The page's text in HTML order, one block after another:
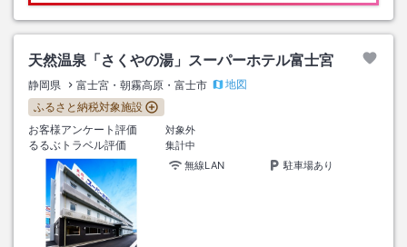
天然温泉「さくやの湯」スーパーホテル富士宮
静岡県 富士宮・朝霧高原・富士市
地図
ふるさと納税対象施設
お客様アンケート評価
対象外
るるぶトラベル評価
集計中
無線LAN
駐車場あり